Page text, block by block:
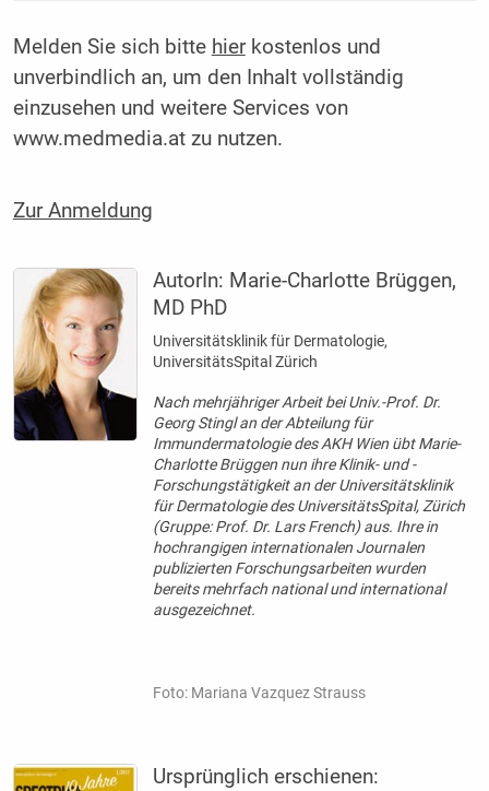
Melden Sie sich bitte hierkostenlos und
unverbindlich an, um den Inhalt vollständig
einzusehen und weitere Services von
www.medmedia.at zu nutzen.
Zur Anmeldung
AutorIn: Marie-Charlotte Brüggen,
MD PhD
Universitätsklinik für Dermatologie,
UniversitätsSpital Zürich
Nach mehrjähriger Arbeit bei Univ.-Prof. Dr.
Georg Stingl an der Abteilung für
Immundermatologie des AKH Wien übt Marie-
Charlotte Brüggen nun ihre Klinik- und ­
Forschungstätigkeit an der Universitätsklinik
für Dermatologie des UniversitätsSpital, Zürich
(Gruppe: Prof. Dr. Lars French) aus. Ihre in
hochrangigen internationalen Journalen
publizierten­ Forschungsarbeiten wurden
bereits mehrfach national und international
ausgezeichnet.
Foto: Mariana Vazquez Strauss
Ursprünglich erschienen: